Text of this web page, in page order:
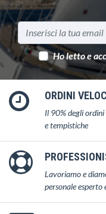
Ho letto e
ORDINI
Il 90% degli
e tempistiche
Lavoriamo e
personale esperto